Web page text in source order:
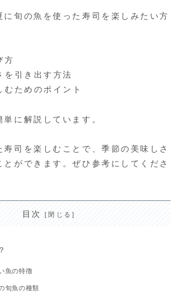
に旬の魚を使った寿司を楽しみたい方
方
引き出す方法
ためのポイント
単に解説しています。
寿司を楽しむことで、季節の美味しさ
とができます。ぜひ参考にしてくださ
目次
魚の特徴
旬魚の種類